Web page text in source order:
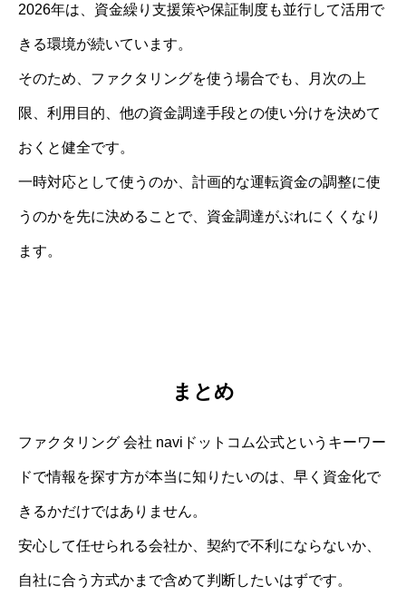
2026年は、資金繰り支援策や保証制度も並行して活用で
きる環境が続いています。
そのため、ファクタリングを使う場合でも、月次の上
限、利用目的、他の資金調達手段との使い分けを決めて
おくと健全です。
一時対応として使うのか、計画的な運転資金の調整に使
うのかを先に決めることで、資金調達がぶれにくくなり
ます。
まとめ
ファクタリング 会社 naviドットコム公式というキーワー
ドで情報を探す方が本当に知りたいのは、早く資金化で
きるかだけではありません。
安心して任せられる会社か、契約で不利にならないか、
自社に合う方式かまで含めて判断したいはずです。